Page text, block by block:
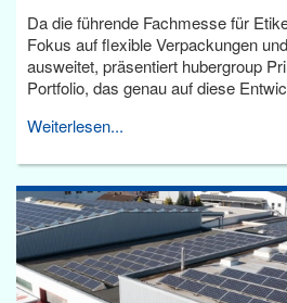
Da die führende Fachmesse für
Fokus auf flexible Verpackungen
ausweitet, präsentiert hubergroup
Portfolio, das genau auf diese
Weiterlesen...